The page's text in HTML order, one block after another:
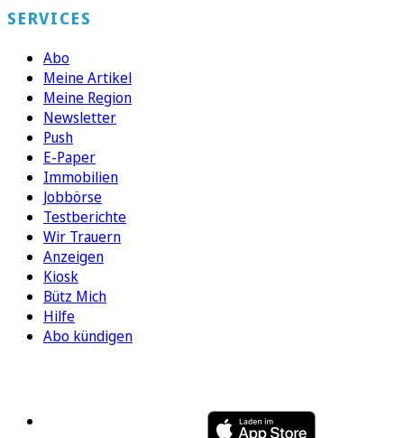
SERVICES
Abo
Meine Artikel
Meine Region
Newsletter
Push
E-Paper
Immobilien
Jobbörse
Testberichte
Wir Trauern
Anzeigen
Kiosk
Bütz Mich
Hilfe
Abo kündigen